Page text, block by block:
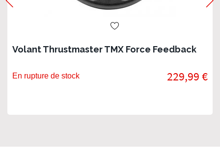
Volant Thrustmaster TMX Force Feedback
En rupture de stock 229,99 €